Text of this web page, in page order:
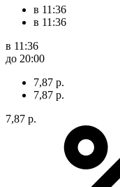
в 11:36
в 11:36
в 11:36
до 20:00
7,87 р.
7,87 р.
7,87 р.